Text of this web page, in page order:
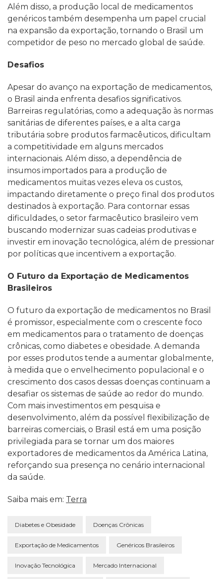
Além disso, a produção local de medicamentos
genéricos também desempenha um papel crucial
na expansão da exportação, tornando o Brasil um
competidor de peso no mercado global de saúde.
Desafios
Apesar do avanço na exportação de medicamentos,
o Brasil ainda enfrenta desafios significativos.
Barreiras regulatórias, como a adequação às normas
sanitárias de diferentes países, e a alta carga
tributária sobre produtos farmacêuticos, dificultam
a competitividade em alguns mercados
internacionais. Além disso, a dependência de
insumos importados para a produção de
medicamentos muitas vezes eleva os custos,
impactando diretamente o preço final dos produtos
destinados à exportação. Para contornar essas
dificuldades, o setor farmacêutico brasileiro vem
buscando modernizar suas cadeias produtivas e
investir em inovação tecnológica, além de pressionar
por políticas que incentivem a exportação.
O Futuro da Exportação de Medicamentos
Brasileiros
O futuro da exportação de medicamentos no Brasil
é promissor, especialmente com o crescente foco
em medicamentos para o tratamento de doenças
crônicas, como diabetes e obesidade. A demanda
por esses produtos tende a aumentar globalmente,
à medida que o envelhecimento populacional e o
crescimento dos casos dessas doenças continuam a
desafiar os sistemas de saúde ao redor do mundo.
Com mais investimentos em pesquisa e
desenvolvimento, além da possível flexibilização de
barreiras comerciais, o Brasil está em uma posição
privilegiada para se tornar um dos maiores
exportadores de medicamentos da América Latina,
reforçando sua presença no cenário internacional
da saúde.
Saiba mais em: Terra
Diabetes e Obesidade Doenças Crônicas
Exportação de Medicamentos Genéricos Brasileiros
Inovação Tecnológica Mercado Internacional